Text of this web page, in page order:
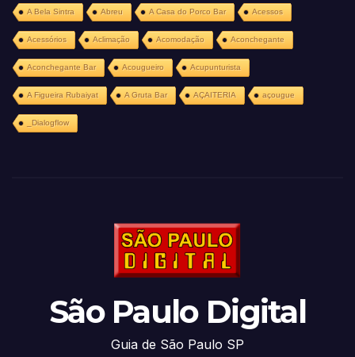
A Bela Sintra Abreu A Casa do Porco Bar Acessos
Acessórios Aclimação Acomodação Aconchegante
Aconchegante Bar Acougueiro Acupunturista
A Figueira Rubaiyat A Gruta Bar AÇAITERIA açougue
_Dialogflow
São Paulo Digital
Guia de São Paulo SP